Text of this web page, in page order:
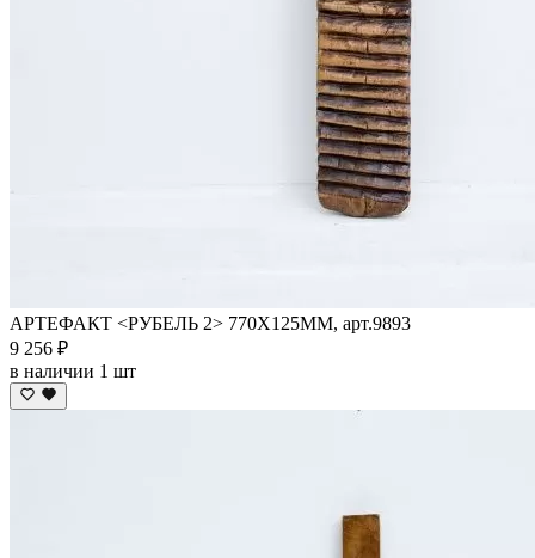
АРТЕФАКТ <РУБЕЛЬ 2> 770Х125ММ, арт.9893
9 256 ₽
в наличии 1 шт